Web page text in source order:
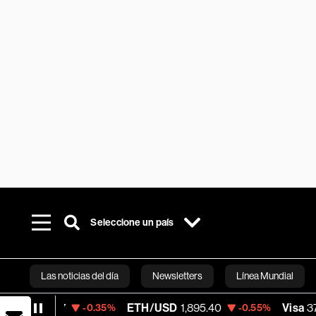
Seleccione un país
Las noticias del día Newsletters Línea Mundial
Bloomberg
ETH/USD 1,895.40 -0.55% Visa 370.47